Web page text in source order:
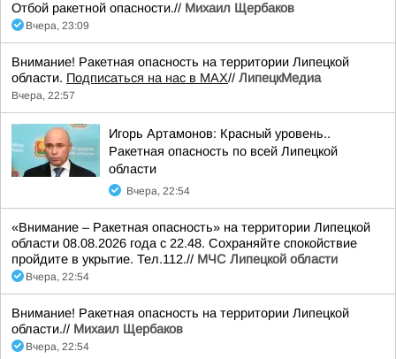
Отбой ракетной опасности.// Михаил Щербаков
Вчера, 23:09
Внимание! Ракетная опасность на территории Липецкой
области. Подписаться на нас в МАХ// ЛипецкМедиа
Вчера, 22:57
Игорь Артамонов: Красный уровень..
Ракетная опасность по всей Липецкой
области
Вчера, 22:54
«Внимание – Ракетная опасность» на территории Липецкой
области 08.08.2026 года с 22.48. Сохраняйте спокойствие
пройдите в укрытие. Тел.112.// МЧС Липецкой области
Вчера, 22:54
Внимание! Ракетная опасность на территории Липецкой
области.// Михаил Щербаков
Вчера, 22:54